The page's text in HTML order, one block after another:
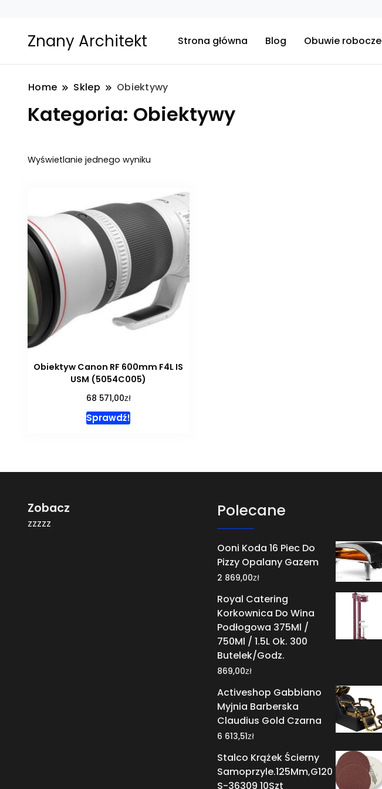
Znany Architekt Strona główna Blog Obuwie robocze
Home Sklep Obiektywy
Kategoria: Obiektywy
Wyświetlanie jednego wyniku
Obiektyw Canon RF 600mm F4L IS
USM (5054C005)
68 571,00zł
Sprawdź!
Zobacz
zzzzz
Polecane
Ooni Koda 16 Piec Do
Pizzy Opalany Gazem
2 869,00zł
Royal Catering
Korkownica Do Wina
Podłogowa 375Ml /
750Ml / 1.5L Ok. 300
Butelek/Godz.
869,00zł
Activeshop Gabbiano
Myjnia Barberska
Claudius Gold Czarna
6 613,51zł
Stalco Krążek Ścierny
Samoprzyle.125Mm,G120
S-36309 10Szt